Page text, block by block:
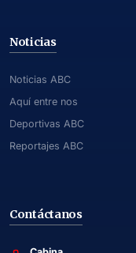
Noticias
Noticias ABC
Aquí entre nos
Deportivas ABC
Reportajes ABC
Contáctanos